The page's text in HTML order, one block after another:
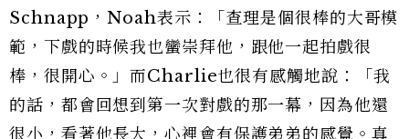
Schnapp，Noah表示：「查理是個很棒的大哥模
範，下戲的時候我也蠻崇拜他，跟他一起拍戲很
棒，很開心。」而Charlie也很有感觸地說：「我
的話，都會回想到第一次對戲的那一幕，因為他還
很小，看著他長大，心裡會有保護弟弟的感覺。真